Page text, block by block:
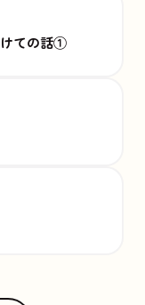
ての話①